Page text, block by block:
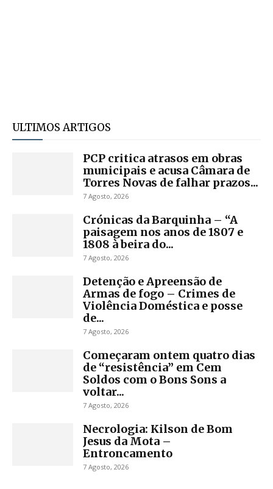
ULTIMOS ARTIGOS
PCP critica atrasos em obras
municipais e acusa Câmara de
Torres Novas de falhar prazos...
7 Agosto, 2026
Crónicas da Barquinha – “A
paisagem nos anos de 1807 e
1808 à beira do...
7 Agosto, 2026
Detenção e Apreensão de
Armas de fogo – Crimes de
Violência Doméstica e posse
de...
7 Agosto, 2026
Começaram ontem quatro dias
de “resistência” em Cem
Soldos com o Bons Sons a
voltar...
7 Agosto, 2026
Necrologia: Kilson de Bom
Jesus da Mota –
Entroncamento
7 Agosto, 2026